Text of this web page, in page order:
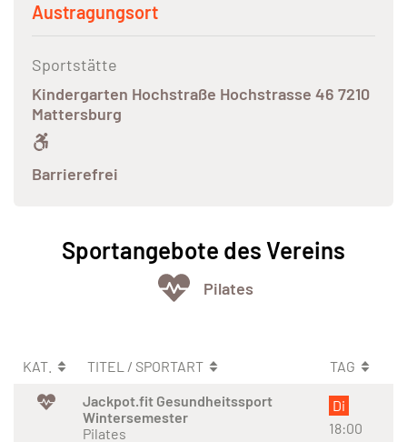
Austragungsort
Sportstätte
Kindergarten Hochstraße Hochstrasse 46 7210
Mattersburg
Barrierefrei
Sportangebote des Vereins
Pilates
KAT. TITEL / SPORTART
TAG
Jackpot.fit Gesundheitssport
Wintersemester
Pilates
Di
18:00